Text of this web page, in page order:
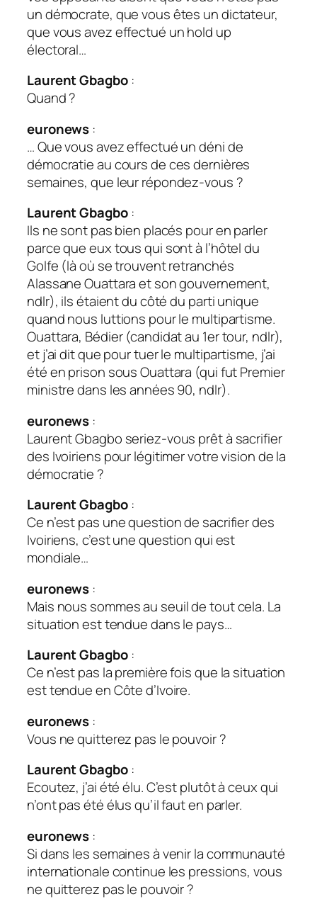
un démocrate, que vous êtes un dictateur,
que vous avez effectué un hold up
électoral…
Laurent Gbagbo:
Quand ?
euronews :
… Que vous avez effectué un déni de
démocratie au cours de ces dernières
semaines, que leur répondez-vous ?
Laurent Gbagbo:
Ils ne sont pas bien placés pour en parler
parce que eux tous qui sont à l’hôtel du
Golfe (là où se trouvent retranchés
Alassane Ouattara et son gouvernement,
ndlr), ils étaient du côté du parti unique
quand nous luttions pour le multipartisme.
Ouattara, Bédier (candidat au 1er tour, ndlr),
et j’ai dit que pour tuer le multipartisme, j’ai
été en prison sous Ouattara (qui fut Premier
ministre dans les années 90, ndlr).
euronews :
Laurent Gbagbo seriez-vous prêt à sacrifier
des Ivoiriens pour légitimer votre vision de la
démocratie ?
Laurent Gbagbo:
Ce n’est pas une question de sacrifier des
Ivoiriens, c’est une question qui est
mondiale…
euronews :
Mais nous sommes au seuil de tout cela. La
situation est tendue dans le pays…
Laurent Gbagbo:
Ce n’est pas la première fois que la situation
est tendue en Côte d’Ivoire.
euronews :
Vous ne quitterez pas le pouvoir ?
Laurent Gbagbo:
Ecoutez, j’ai été élu. C’est plutôt à ceux qui
n’ont pas été élus qu’il faut en parler.
euronews :
Si dans les semaines à venir la communauté
internationale continue les pressions, vous
ne quitterez pas le pouvoir ?